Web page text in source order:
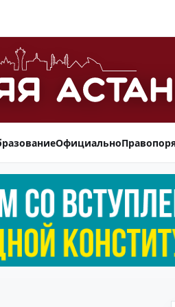
Официально